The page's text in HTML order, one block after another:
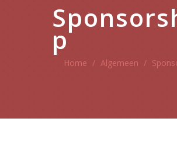
p
Home / Algemeen /